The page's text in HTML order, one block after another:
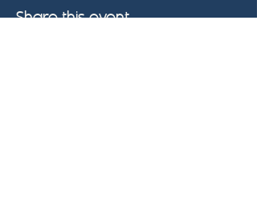
Share this event